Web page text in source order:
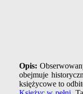
Opis:
obejmuje
księżycowe to